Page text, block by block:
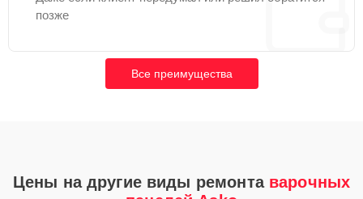
позже
Все преимущества
Цены на другие виды ремонта варочных